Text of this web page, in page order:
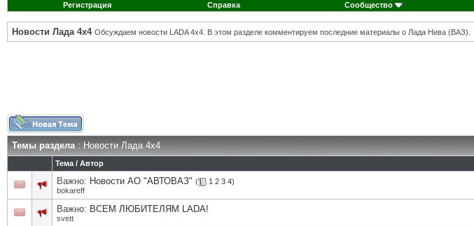
Регистрация
Справка Сообщество
Новости Лада 4х4 Обсуждаем новости LADA 4x4. В этом разделе комментируем последние материалы о Лада Нива (ВАЗ).
Темы раздела: Новости Лада 4х4
Тема / Автор
Важно: Новости АО "АВТОВАЗ" ( 1 2 3 4)
bokareff
Важно: ВСЕМ ЛЮБИТЕЛЯМ LADA!
svett